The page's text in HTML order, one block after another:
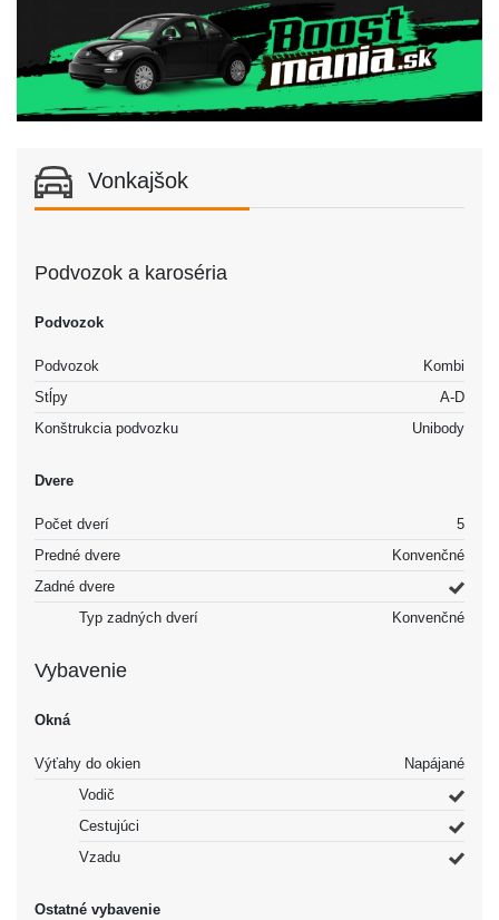
Vonkajšok
Podvozok a karoséria
Podvozok
Podvozok
Kombi
Stĺpy
A-D
Konštrukcia podvozku
Unibody
Dvere
Počet dverí
5
Predné dvere
Konvenčné
Zadné dvere
Typ zadných dverí
Konvenčné
Vybavenie
Okná
Výťahy do okien
Napájané
Vodič
Cestujúci
Vzadu
Ostatné vybavenie